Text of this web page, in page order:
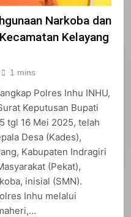
Narkoba dan
Kelayang
1 mins
Polres Inhu INHU,
Keputusan Bupati
tgl 16 Mei 2025, telah
Desa (Kades),
Kabupaten Indragiri
(Pekat),
inisial (SMN).
Inhu melalui